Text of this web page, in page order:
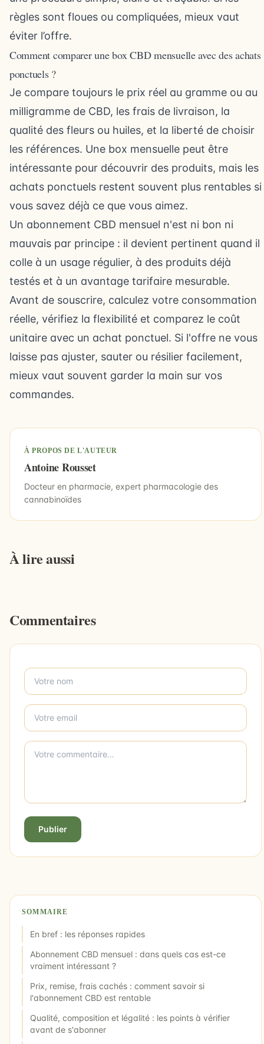
règles sont floues ou compliquées, mieux vaut
éviter l’offre.
Comment comparer une box CBD mensuelle avec des achats
ponctuels ?
Je compare toujours le prix réel au gramme ou au
milligramme de CBD, les frais de livraison, la
qualité des fleurs ou huiles, et la liberté de choisir
les références. Une box mensuelle peut être
intéressante pour découvrir des produits, mais les
achats ponctuels restent souvent plus rentables si
vous savez déjà ce que vous aimez.
Un abonnement CBD mensuel n'est ni bon ni
mauvais par principe : il devient pertinent quand il
colle à un usage régulier, à des produits déjà
testés et à un avantage tarifaire mesurable.
Avant de souscrire, calculez votre consommation
réelle, vérifiez la flexibilité et comparez le coût
unitaire avec un achat ponctuel. Si l'offre ne vous
laisse pas ajuster, sauter ou résilier facilement,
mieux vaut souvent garder la main sur vos
commandes.
À PROPOS DE L'AUTEUR
Antoine Rousset
Docteur en pharmacie, expert pharmacologie des
cannabinoïdes
À lire aussi
Commentaires
Publier
SOMMAIRE
En bref : les réponses rapides
Abonnement CBD mensuel : dans quels cas est-ce
vraiment intéressant ?
Prix, remise, frais cachés : comment savoir si
l'abonnement CBD est rentable
Qualité, composition et légalité : les points à vérifier
avant de s'abonner